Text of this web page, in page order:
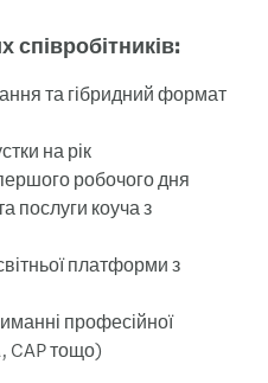
та гібридний формат
на рік
робочого дня
послуги коуча з
платформи з
професійної
CAP тощо)